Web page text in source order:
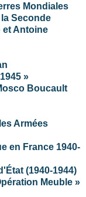
Mondiales
Seconde
et Antoine
»
Boucault
Armées
en France 1940-
(1940-1944)
Meuble »